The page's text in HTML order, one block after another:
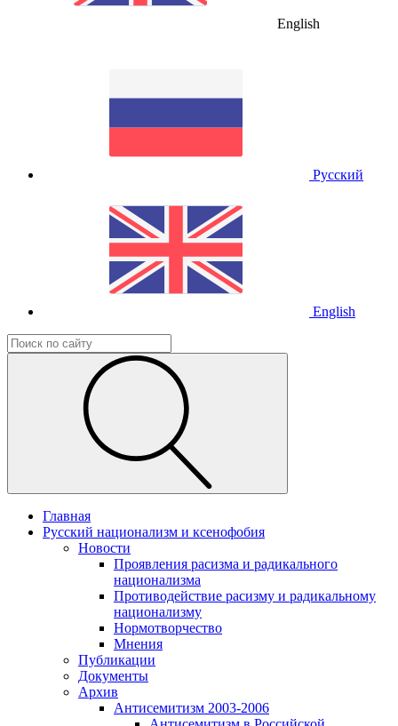
English
Русский
English
Главная
Русский национализм и ксенофобия
Новости
Проявления расизма и радикального
национализма
Противодействие расизму и радикальному
национализму
Нормотворчество
Мнения
Публикации
Документы
Архив
Антисемитизм 2003-2006